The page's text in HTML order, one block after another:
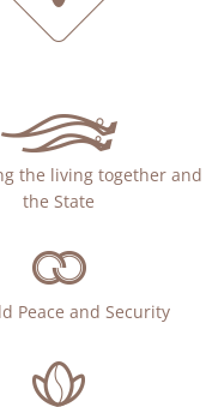
the living together and
the State
Peace and Security